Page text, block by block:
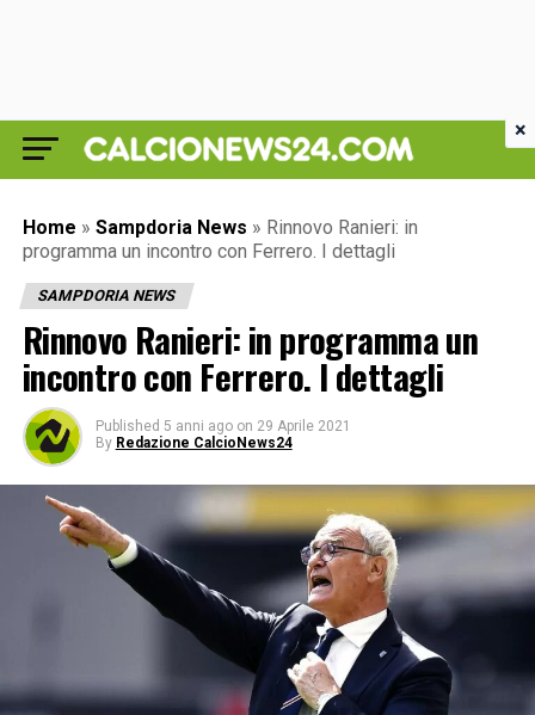
Home » Sampdoria News » Rinnovo Ranieri: in
programma un incontro con Ferrero. I dettagli
SAMPDORIA NEWS
Rinnovo Ranieri: in programma un
incontro con Ferrero. I dettagli
Published 5 anni ago on 29 Aprile 2021
By Redazione CalcioNews24
×